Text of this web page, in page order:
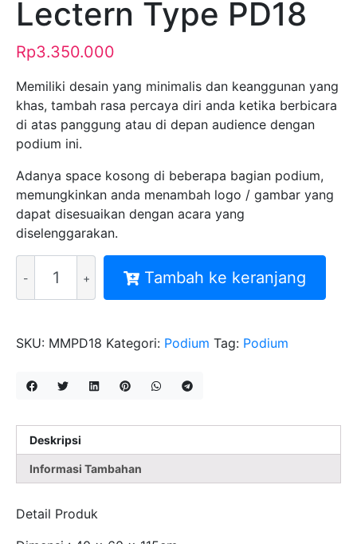
Lectern Type PD18
Rp3.350.000
Memiliki desain yang minimalis dan keanggunan yang
khas, tambah rasa percaya diri anda ketika berbicara
di atas panggung atau di depan audience dengan
podium ini.
Adanya space kosong di beberapa bagian podium,
memungkinkan anda menambah logo / gambar yang
dapat disesuaikan dengan acara yang
diselenggarakan.
Podium
Akrilik
Custom
Lectern
Tambah ke keranjang
SKU: MMPD18 Kategori: Podium Tag: Podium
Deskripsi
Informasi Tambahan
Detail Produk